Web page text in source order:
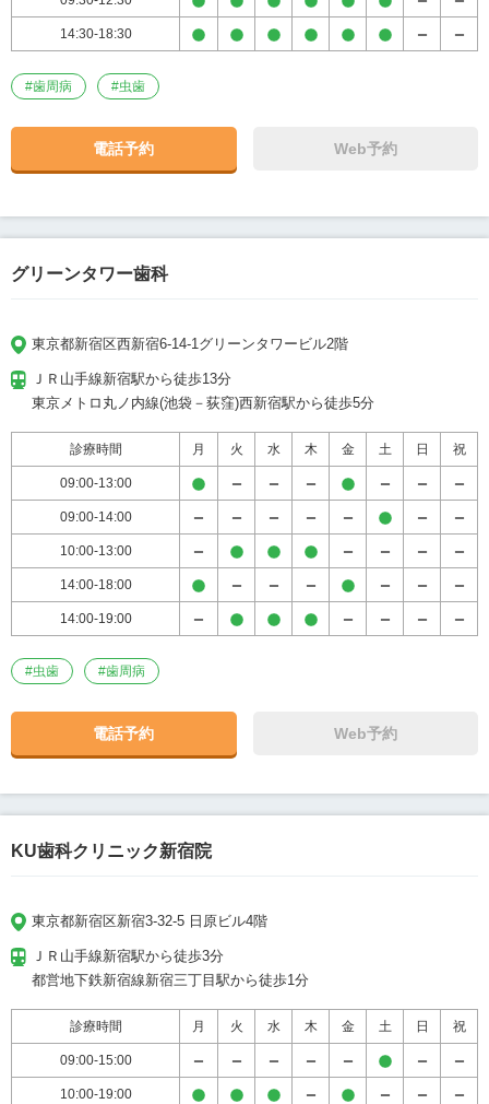
14:30-18:30
#歯周病 #虫歯
電話予約 Web予約
グリーンタワー歯科
東京都新宿区西新宿6-14-1グリーンタワービル2階
ＪＲ山手線新宿駅から徒歩13分
東京メトロ丸ノ内線(池袋－荻窪)西新宿駅から徒歩5分
診療時間 月 火 水 木 金 土 日 祝
09:00-13:00
09:00-14:00
10:00-13:00
14:00-18:00
14:00-19:00
#虫歯 #歯周病
電話予約 Web予約
KU歯科クリニック新宿院
東京都新宿区新宿3-32-5 日原ビル4階
ＪＲ山手線新宿駅から徒歩3分
都営地下鉄新宿線新宿三丁目駅から徒歩1分
診療時間 月 火 水 木 金 土 日 祝
09:00-15:00
10:00-19:00